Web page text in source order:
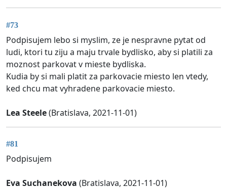
#73
Podpisujem lebo si myslim, ze je nespravne pytat od
ludi, ktori tu ziju a maju trvale bydlisko, aby si platili za
moznost parkovat v mieste bydliska.
Kudia by si mali platit za parkovacie miesto len vtedy,
ked chcu mat vyhradene parkovacie miesto.
Lea Steele(Bratislava, 2021-11-01)
#81
Podpisujem
Eva Suchanekova (Bratislava, 2021-11-01)